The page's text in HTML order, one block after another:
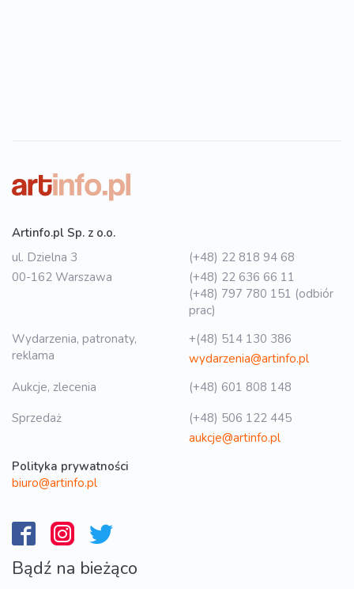
Artinfo.pl Sp. z o.o.
ul. Dzielna 3
00-162 Warszawa
(+48) 22 818 94 68
(+48) 22 636 66 11
(+48) 797 780 151 (odbiór
prac)
Wydarzenia, patronaty,
reklama
+(48) 514 130 386
wydarzenia@artinfo.pl
Aukcje, zlecenia
(+48) 601 808 148
Sprzedaż
(+48) 506 122 445
aukcje@artinfo.pl
Polityka prywatności
biuro@artinfo.pl
Bądź na bieżąco